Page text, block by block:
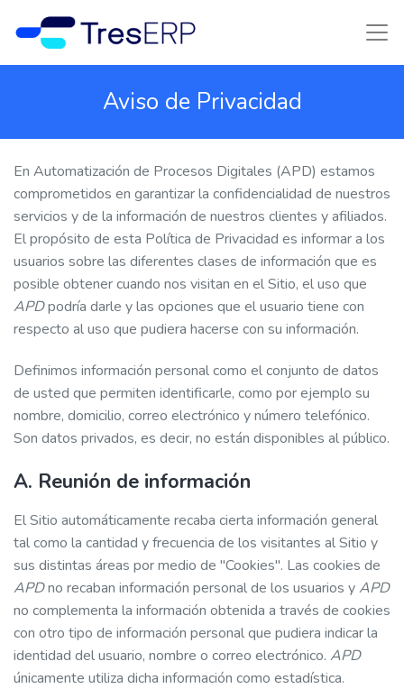
Aviso de Privacidad
En Automatización de Procesos Digitales (APD) estamos
comprometidos en garantizar la confidencialidad de nuestros
servicios y de la información de nuestros clientes y afiliados.
El propósito de esta Política de Privacidad es informar a los
usuarios sobre las diferentes clases de información que es
posible obtener cuando nos visitan en el Sitio, el uso que
APDpodría darle y las opciones que el usuario tiene con
respecto al uso que pudiera hacerse con su información.
Definimos información personal como el conjunto de datos
de usted que permiten identificarle, como por ejemplo su
nombre, domicilio, correo electrónico y número telefónico.
Son datos privados, es decir, no están disponibles al público.
A. Reunión de información
El Sitio automáticamente recaba cierta información general
tal como la cantidad y frecuencia de los visitantes al Sitio y
sus distintas áreas por medio de "Cookies". Las cookies de
APDno recaban información personal de los usuarios yAPD
no complementa la información obtenida a través de cookies
con otro tipo de información personal que pudiera indicar la
identidad del usuario, nombre o correo electrónico. APD
únicamente utiliza dicha información como estadística.